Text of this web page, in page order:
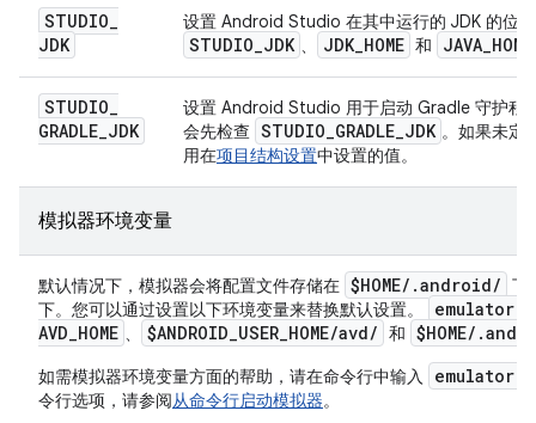
STUDIO_
JDK
设置 Android Studio 在其中运行的 JDK 的位
STUDIO_JDK 、 JDK_HOME 和 JAVA_HOME
STUDIO_
GRADLE_JDK
设置 Android Studio 用于启动 Gradle 守护程
会先检查 STUDIO_GRADLE_JDK 。如果未定
用在项目结构设置中设置的值。
模拟器环境变量
默认情况下，模拟器会将配置文件存储在 $HOME/ .android/ 下
下。您可以通过设置以下环境变量来替换默认设置。
emulator -
AVD_HOME 、 $ANDROID_USER_HOME/avd/ 和 $HOME/ .
如需模拟器环境变量方面的帮助，请在命令行中输入 emulator
令行选项，请参阅从命令行启动模拟器。